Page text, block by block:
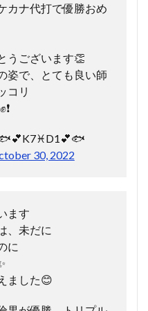
カナ代打で優勝おめ
うございます👏
姿で、とても良い師
コリ
30, 2022
ます
、未だに
に
ました😊